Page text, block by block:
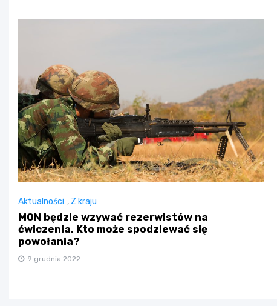
Aktualności , Z kraju
MON będzie wzywać rezerwistów na
ćwiczenia. Kto może spodziewać się
powołania?
9 grudnia 2022